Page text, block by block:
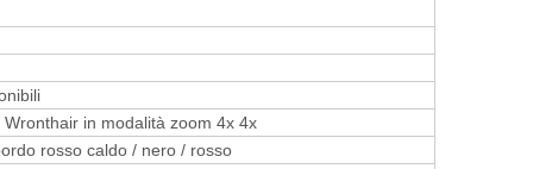
in modalità zoom 4x 4x
rosso caldo / nero / rosso